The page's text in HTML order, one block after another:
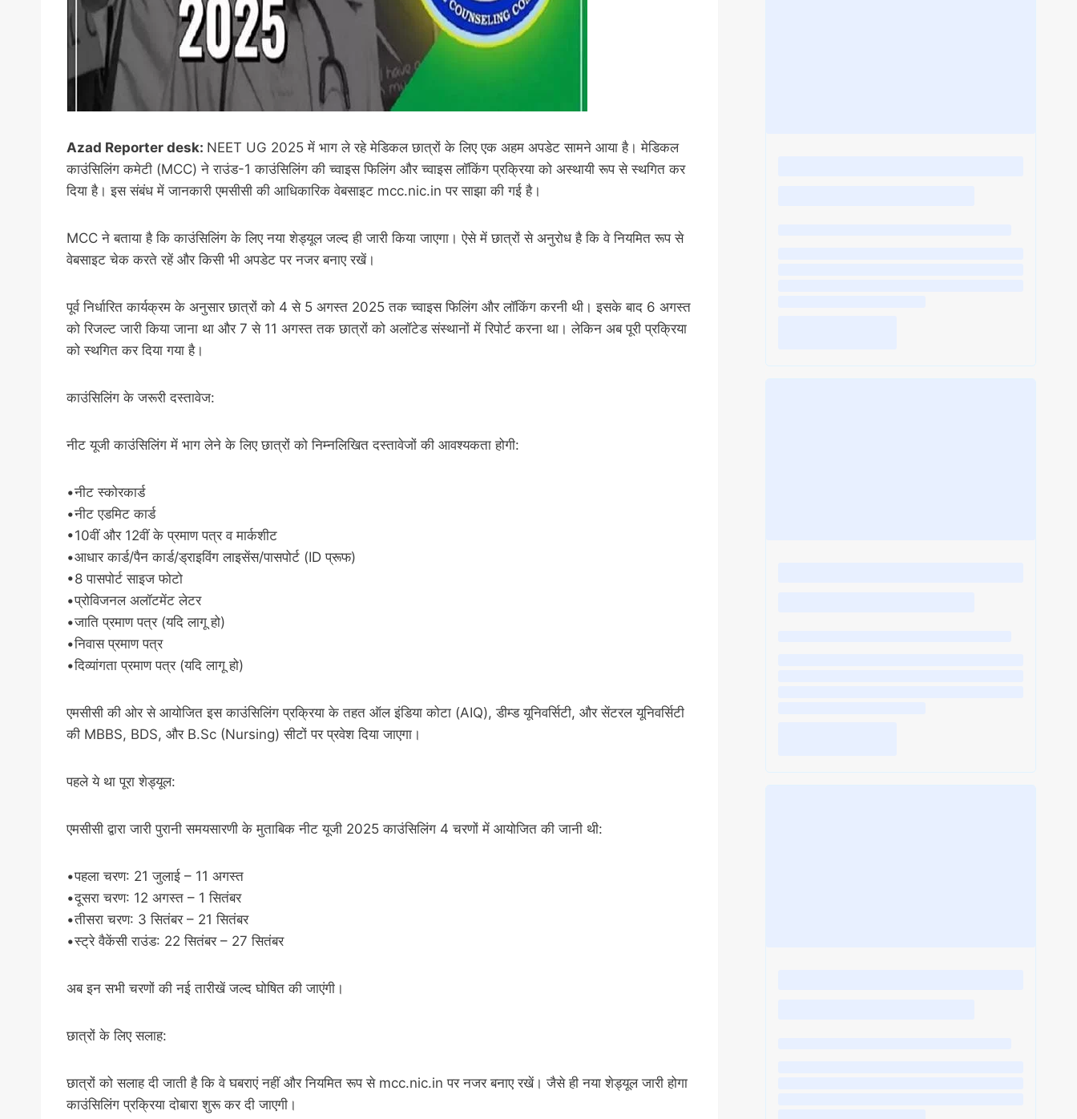
Azad Reporter desk: NEET UG 2025 में भाग ले रहे मेडिकल छात्रों के लिए एक अहम अपडेट सामने आया है। मेडिकल
काउंसिलिंग कमेटी (MCC) ने राउंड-1 काउंसिलिंग की च्वाइस फिलिंग और च्वाइस लॉकिंग प्रक्रिया को अस्थायी रूप से स्थगित कर
दिया है। इस संबंध में जानकारी एमसीसी की आधिकारिक वेबसाइट mcc.nic.in पर साझा की गई है।
MCC ने बताया है कि काउंसिलिंग के लिए नया शेड्यूल जल्द ही जारी किया जाएगा। ऐसे में छात्रों से अनुरोध है कि वे नियमित रूप से
वेबसाइट चेक करते रहें और किसी भी अपडेट पर नजर बनाए रखें।
पूर्व निर्धारित कार्यक्रम के अनुसार छात्रों को 4 से 5 अगस्त 2025 तक च्वाइस फिलिंग और लॉकिंग करनी थी। इसके बाद 6 अगस्त
को रिजल्ट जारी किया जाना था और 7 से 11 अगस्त तक छात्रों को अलॉटेड संस्थानों में रिपोर्ट करना था। लेकिन अब पूरी प्रक्रिया
को स्थगित कर दिया गया है।
काउंसिलिंग के जरूरी दस्तावेज:
नीट यूजी काउंसिलिंग में भाग लेने के लिए छात्रों को निम्नलिखित दस्तावेजों की आवश्यकता होगी:
•नीट स्कोरकार्ड
•नीट एडमिट कार्ड
•10वीं और 12वीं के प्रमाण पत्र व मार्कशीट
•आधार कार्ड/पैन कार्ड/ड्राइविंग लाइसेंस/पासपोर्ट (ID प्रूफ)
•8 पासपोर्ट साइज फोटो
•प्रोविजनल अलॉटमेंट लेटर
•जाति प्रमाण पत्र (यदि लागू हो)
•निवास प्रमाण पत्र
•दिव्यांगता प्रमाण पत्र (यदि लागू हो)
एमसीसी की ओर से आयोजित इस काउंसिलिंग प्रक्रिया के तहत ऑल इंडिया कोटा (AIQ), डीम्ड यूनिवर्सिटी, और सेंटरल यूनिवर्सिटी
की MBBS, BDS, और B.Sc (Nursing) सीटों पर प्रवेश दिया जाएगा।
पहले ये था पूरा शेड्यूल:
एमसीसी द्वारा जारी पुरानी समयसारणी के मुताबिक नीट यूजी 2025 काउंसिलिंग 4 चरणों में आयोजित की जानी थी:
•पहला चरण: 21 जुलाई – 11 अगस्त
•दूसरा चरण: 12 अगस्त – 1 सितंबर
•तीसरा चरण: 3 सितंबर – 21 सितंबर
•स्ट्रे वैकेंसी राउंड: 22 सितंबर – 27 सितंबर
अब इन सभी चरणों की नई तारीखें जल्द घोषित की जाएंगी।
छात्रों के लिए सलाह:
छात्रों को सलाह दी जाती है कि वे घबराएं नहीं और नियमित रूप से mcc.nic.in पर नजर बनाए रखें। जैसे ही नया शेड्यूल जारी होगा
काउंसिलिंग प्रक्रिया दोबारा शुरू कर दी जाएगी।